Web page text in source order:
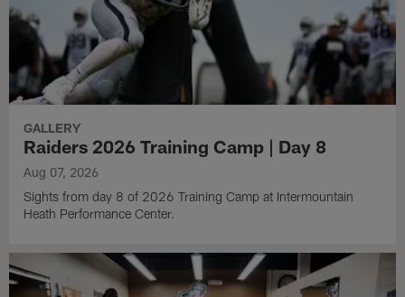
GALLERY
Raiders 2026 Training Camp | Day 8
Aug 07, 2026
Sights from day 8 of 2026 Training Camp at Intermountain
Heath Performance Center.